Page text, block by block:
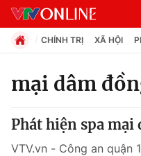
Chuyên mục
CHÍNH TRỊ XÃ HỘI
mại dâm
Phát hiện spa
VTV.vn - Công an quận